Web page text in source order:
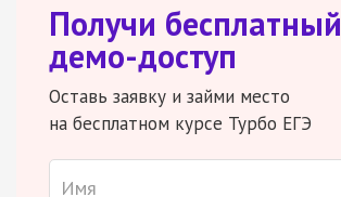
Получи бесплатный
демо-доступ
Оставь заявку и займи место
на бесплатном курсе Турбо ЕГЭ